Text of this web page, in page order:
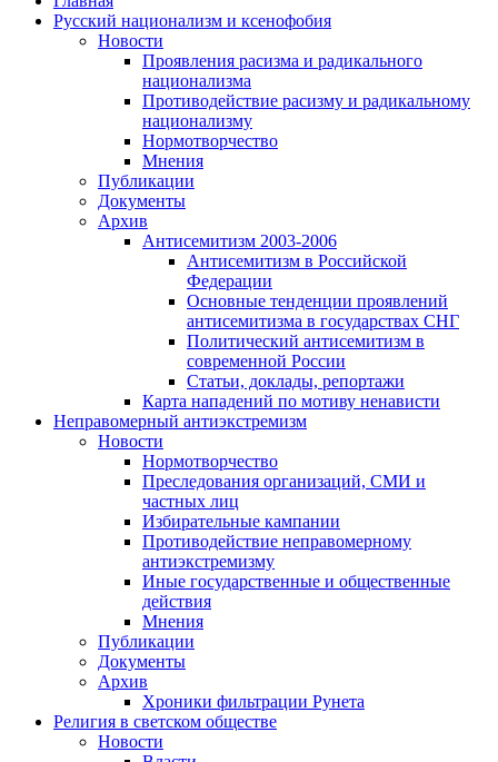
Русский национализм и ксенофобия
Новости
Проявления расизма и радикального
национализма
Противодействие расизму и радикальному
национализму
Нормотворчество
Мнения
Публикации
Документы
Архив
Антисемитизм 2003-2006
Антисемитизм в Российской
Федерации
Основные тенденции проявлений
антисемитизма в государствах СНГ
Политический антисемитизм в
современной России
Статьи, доклады, репортажи
Карта нападений по мотиву ненависти
Неправомерный антиэкстремизм
Новости
Нормотворчество
Преследования организаций, СМИ и
частных лиц
Избирательные кампании
Противодействие неправомерному
антиэкстремизму
Иные государственные и общественные
действия
Мнения
Публикации
Документы
Архив
Хроники фильтрации Рунета
Религия в светском обществе
Новости